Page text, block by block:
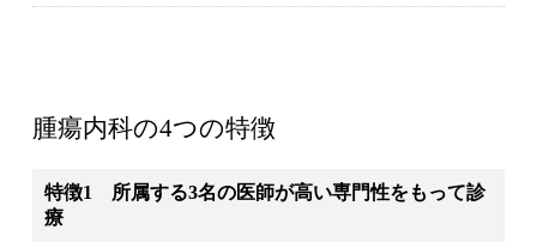
腫瘍内科の4つの特徴
特徴1 所属する3名の医師が高い専門性をもって診
療